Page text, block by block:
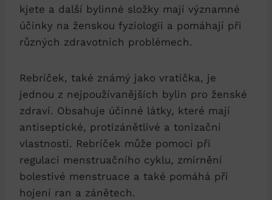
kjete a další bylinné složky mají významné
účinky na ženskou fyziologii a pomáhají při
různých zdravotních problémech.
Rebríček, také známý jako vratička, je
jednou z nejpoužívanějších bylin pro ženské
zdraví. Obsahuje účinné látky, které mají
antiseptické, protizánětlivé a tonizační
vlastnosti. Rebríček může pomoci při
regulaci menstruačního cyklu, zmírnění
bolestivé menstruace a také pomáhá při
hojení ran a zánětech.